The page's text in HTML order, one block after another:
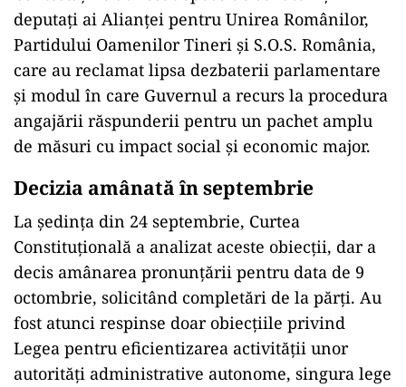
deputaţi ai Alianţei pentru Unirea Românilor,
Partidului Oamenilor Tineri şi S.O.S. România,
care au reclamat lipsa dezbaterii parlamentare
şi modul în care Guvernul a recurs la procedura
angajării răspunderii pentru un pachet amplu
de măsuri cu impact social şi economic major.
Decizia amânată în septembrie
La şedinţa din 24 septembrie, Curtea
Constituţională a analizat aceste obiecţii, dar a
decis amânarea pronunţării pentru data de 9
octombrie, solicitând completări de la părţi. Au
fost atunci respinse doar obiecţiile privind
Legea pentru eficientizarea activităţii unor
autorităţi administrative autonome, singura lege